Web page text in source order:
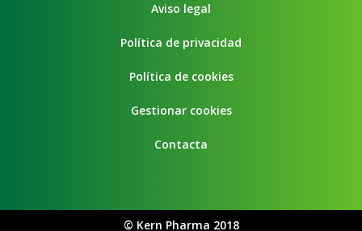
Aviso legal
Política de privacidad
Política de cookies
Gestionar cookies
Contacta
© Kern Pharma 2018